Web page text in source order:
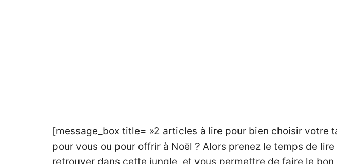
[message_box title= »2 articles à lire pour bien choisir votre
pour vous ou pour offrir à Noël ? Alors prenez le temps de